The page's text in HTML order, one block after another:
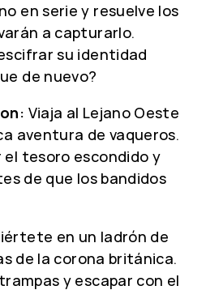
en serie y resuelve los
a capturarlo.
su identidad
de nuevo?
Viaja al Lejano Oeste
aventura de vaqueros.
tesoro escondido y
de que los bandidos
en un ladrón de
de la corona británica.
y escapar con el